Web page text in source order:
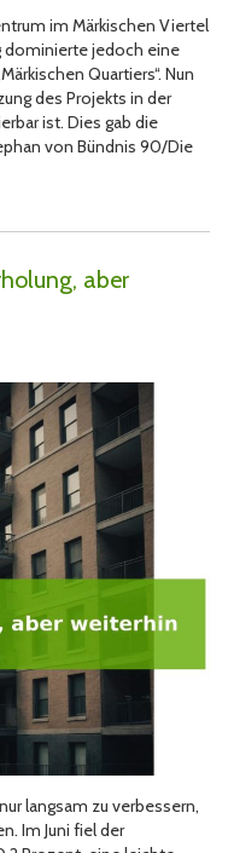
im Märkischen Viertel
dominierte jedoch eine
Quartiers“. Nun
des Projekts in der
ist. Dies gab die
von Bündnis 90/Die
aber
langsam zu verbessern,
Im Juni fiel der